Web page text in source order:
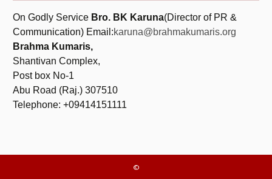
On Godly Service Bro. BK Karuna(Director of PR &
Communication) Email:karuna@brahmakumaris.org
Brahma Kumaris,
Shantivan Complex,
Post box No-1
Abu Road (Raj.) 307510
Telephone: +09414151111
©